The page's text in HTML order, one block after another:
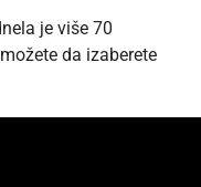
je više 70
da izaberete